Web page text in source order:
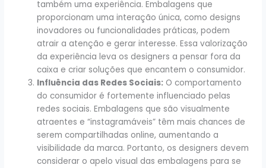
também uma experiência. Embalagens que
proporcionam uma interação única, como designs
inovadores ou funcionalidades práticas, podem
atrair a atenção e gerar interesse. Essa valorização
da experiência leva os designers a pensar fora da
caixa e criar soluções que encantem o consumidor.
Influência das Redes Sociais: O comportamento
do consumidor é fortemente influenciado pelas
redes sociais. Embalagens que são visualmente
atraentes e “instagramáveis” têm mais chances de
serem compartilhadas online, aumentando a
visibilidade da marca. Portanto, os designers devem
considerar o apelo visual das embalagens para se